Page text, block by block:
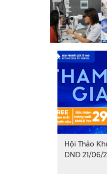
Hội Thảo
DND 21/06/